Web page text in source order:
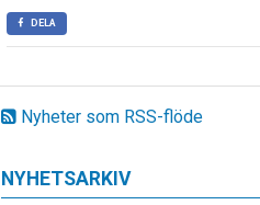
Nyheter som RSS-flöde
NYHETSARKIV
DELA